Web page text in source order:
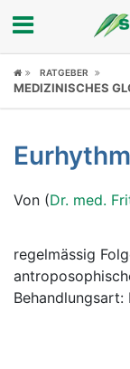
Fokus
Symptome
News
Ratgeber
RATGEBER
MEDIZINISCHES
Von (Dr. med.
regelmässig